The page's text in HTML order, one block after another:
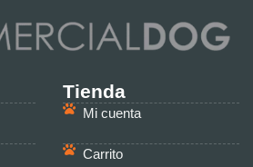
Tienda
Mi cuenta
Carrito